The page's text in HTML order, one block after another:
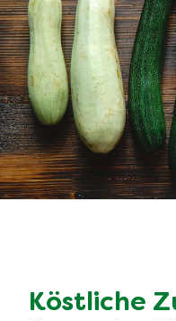
Köstliche